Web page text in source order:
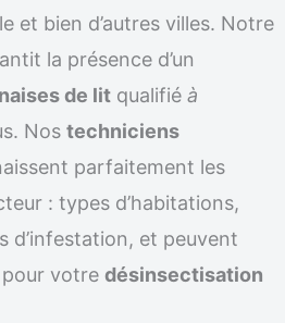
et bien d’autres villes. Notre
la présence d’un
de lit qualifié à
Nos techniciens
parfaitement les
: types d’habitations,
d’infestation, et peuvent
votre désinsectisation